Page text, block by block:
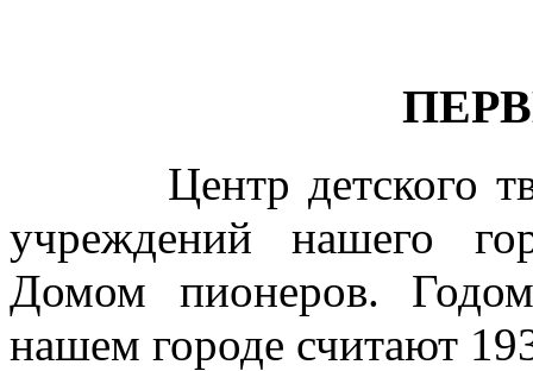
Центр детского
учреждений нашего
Домом пионеров.
нашем городе считают